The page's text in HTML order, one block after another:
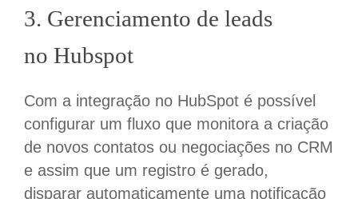
3. Gerenciamento de leads
no Hubspot
Com a integração no HubSpot é possível
configurar um fluxo que monitora a criação
de novos contatos ou negociações no CRM
e assim que um registro é gerado,
disparar automaticamente uma notificação